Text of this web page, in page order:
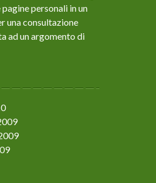
personali in un
una consultazione
ad un argomento di